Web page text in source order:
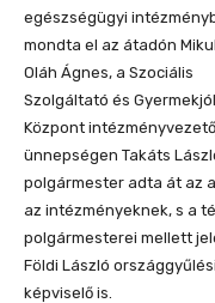
egészségügyi
mondta el az átadón
Oláh Ágnes, a Szociális
Szolgáltató és
Központ
ünnepségen Takáts
polgármester adta át az
az intézményeknek, s a
polgármesterei mellett
Földi László országgyűlési
képviselő is.